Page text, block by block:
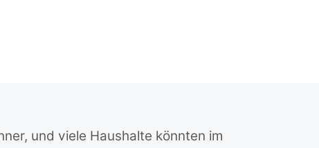
und viele Haushalte könnten im